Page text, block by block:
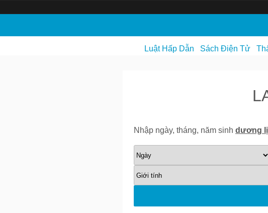
Luật Hấp Dẫn Sách Điện Tử
Nhập ngày, tháng, năm sinh dương